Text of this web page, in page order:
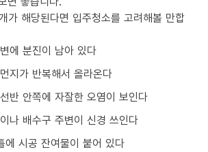
가 해당된다면 입주청소를 고려해볼 만합
에 분진이 남아 있다
지가 반복해서 올라온다
반 안쪽에 자잘한 오염이 보인다
나 배수구 주변이 신경 쓰인다
에 시공 잔여물이 붙어 있다